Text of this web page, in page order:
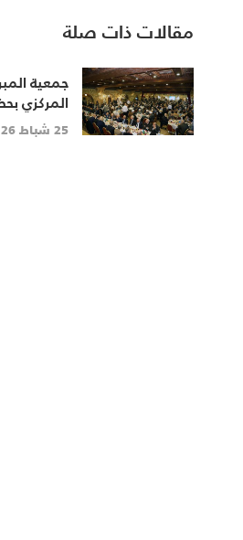
مقالات ذات صلة
جمعية
المركزي
25 شباط 26 - 14:16